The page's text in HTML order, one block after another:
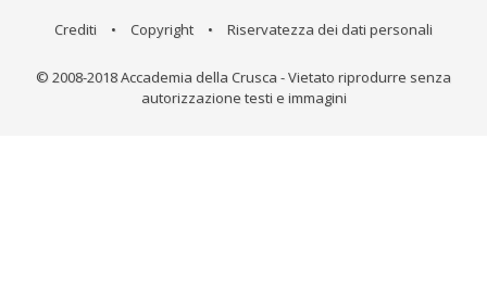
Crediti • Copyright • Riservatezza dei dati personali
© 2008-2018 Accademia della Crusca - Vietato riprodurre senza
autorizzazione testi e immagini